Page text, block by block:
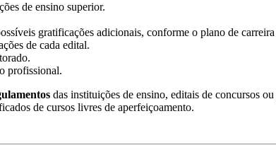
de ensino superior.
gratificações adicionais, conforme o plano de carreira
de cada edital.
profissional.
das instituições de ensino, editais de concursos
de cursos livres de aperfeiçoamento.